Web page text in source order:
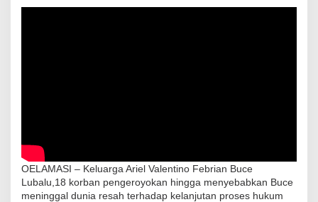
OELAMASI – Keluarga Ariel Valentino Febrian Buce
Lubalu,18 korban pengeroyokan hingga menyebabkan Buce
meninggal dunia resah terhadap kelanjutan proses hukum